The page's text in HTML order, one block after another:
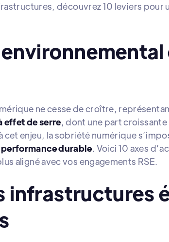
découvrez 10 leviers pour
ne cesse de croître,
effet de serre, dont une part
enjeu, la sobriété numérique
durable. Voici 10 axes
aligné avec vos engagements RSE.
infrastructures